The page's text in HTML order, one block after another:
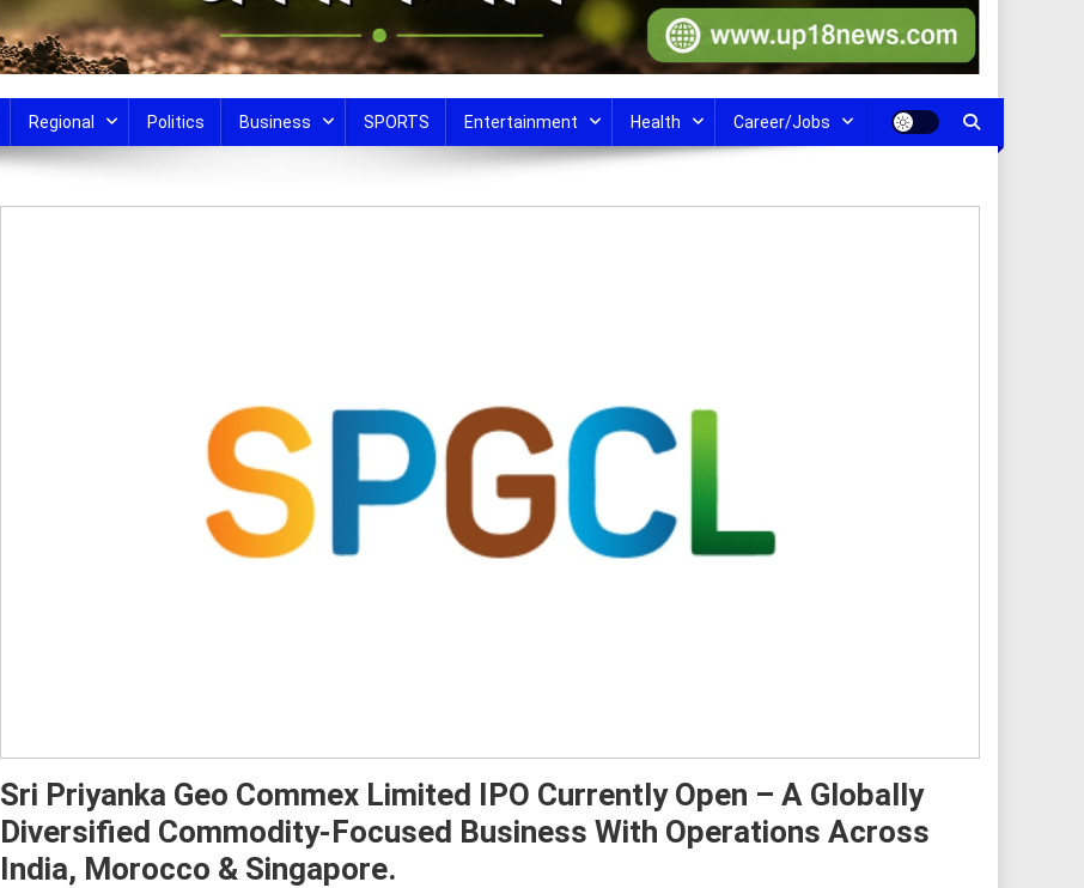
Regional Politics Business SPORTS Entertainment Health Career/Jobs
Sri Priyanka Geo Commex Limited IPO Currently Open – A Globally
Diversified Commodity-Focused Business With Operations Across
India, Morocco & Singapore.